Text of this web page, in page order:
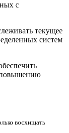
с
текущее
систем
повышению
восхищать